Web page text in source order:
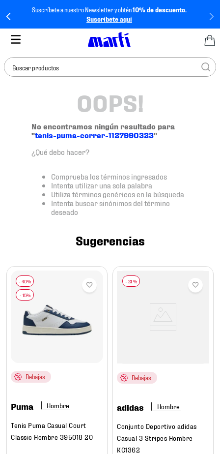
Suscríbete a nuestro Newsletter y obtén10% de descuento.
Suscríbete aquí
Buscar productos
OOPS!
No encontramos ningún resultado para
"tenis-puma-correr-1127990323"
¿Qué debo hacer?
Comprueba los términos ingresados
Intenta utilizar una sola palabra
Utiliza términos genéricos en la búsqueda
Intenta buscar sinónimos del término
deseado
Sugerencias
Rebajas
Puma Hombre
Tenis Puma Casual Court
Classic Hombre 395018 20
- 21 %
Rebajas
adidas Hombre
Conjunto Deportivo adidas
Casual 3 Stripes Hombre
KC1362
tenis mujer
tenis hombre
tenis
tenis futbol
mochila
10. tenis nike